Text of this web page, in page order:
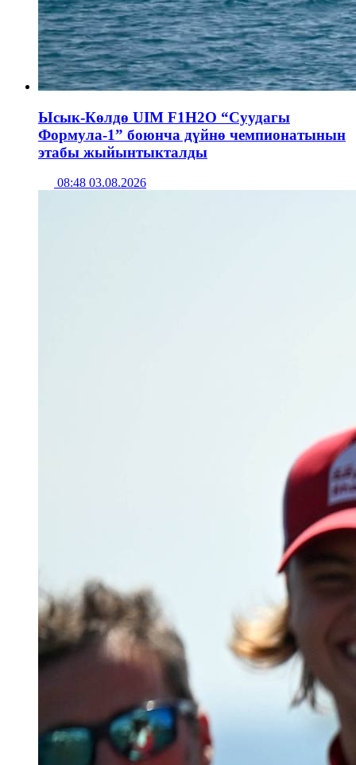
Ысык-Көлдө UIM F1H2O “Суудагы
Формула-1” боюнча дүйнө чемпионатынын
этабы жыйынтыкталды
08:48 03.08.2026